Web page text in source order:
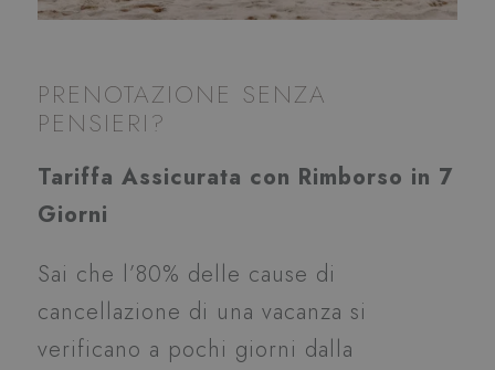
PRENOTAZIONE SENZA
PENSIERI?
Tariffa Assicurata con Rimborso in 7
Giorni
Sai che l’80% delle cause di
cancellazione di una vacanza si
verificano a pochi giorni dalla